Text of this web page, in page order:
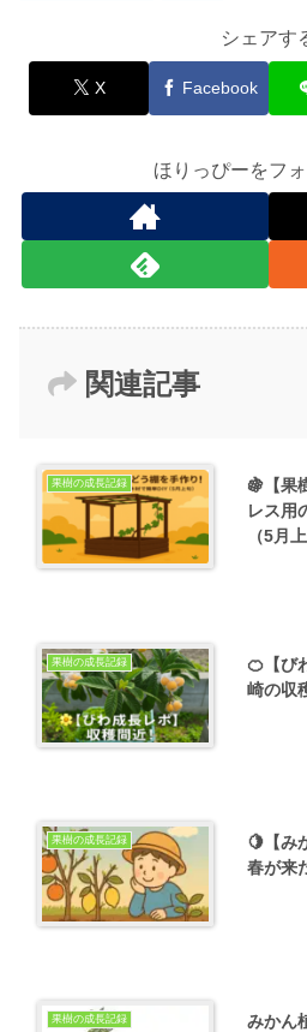
シェアす
X Facebook
ほりっぴーをフ
関連記事
果樹の成長記録
🍇【果
レス用
（5月
果樹の成長記録
🍊【び
崎の収
果樹の成長記録
🍋【み
春が来
果樹の成長記録 みかん